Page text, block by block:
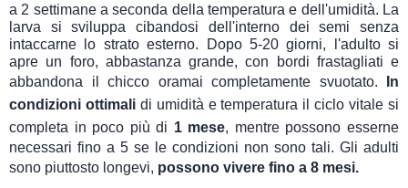
a 2 settimane a seconda della temperatura e dell'umidità. La
larva si sviluppa cibandosi dell'interno dei semi senza
intaccarne lo strato esterno. Dopo 5-20 giorni, l'adulto si
apre un foro, abbastanza grande, con bordi frastagliati e
abbandona il chicco oramai completamente svuotato.
In
condizioni ottimalidi umidità e temperatura il ciclo vitale si
completa in poco più di 1 mese, mentre possono esserne
necessari fino a 5 se le condizioni non sono tali. Gli adulti
sono piuttosto longevi, possono vivere fino a 8 mesi.